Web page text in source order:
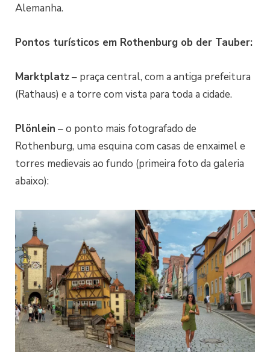
Alemanha.
Pontos turísticos em Rothenburg ob der Tauber:
Marktplatz– praça central, com a antiga prefeitura
(Rathaus) e a torre com vista para toda a cidade.
Plönlein – o ponto mais fotografado de
Rothenburg, uma esquina com casas de enxaimel e
torres medievais ao fundo (primeira foto da galeria
abaixo):